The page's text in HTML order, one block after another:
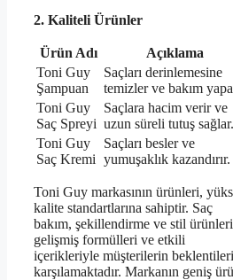
2. Kaliteli Ürünler
Ürün Adı
Açıklama
Toni Guy
Şampuan
Saçları derinlemesine
temizler ve bakım
Toni Guy
Saç Spreyi
Saçlara hacim verir ve
uzun süreli tutuş sağlar.
Toni Guy
Saç Kremi
Saçları besler ve
yumuşaklık kazandırır.
Toni Guy markasının ürünleri,
kalite standartlarına sahiptir. Saç
bakım, şekillendirme ve stil
gelişmiş formülleri ve etkili
içerikleriyle müşterilerin
karşılamaktadır. Markanın geniş